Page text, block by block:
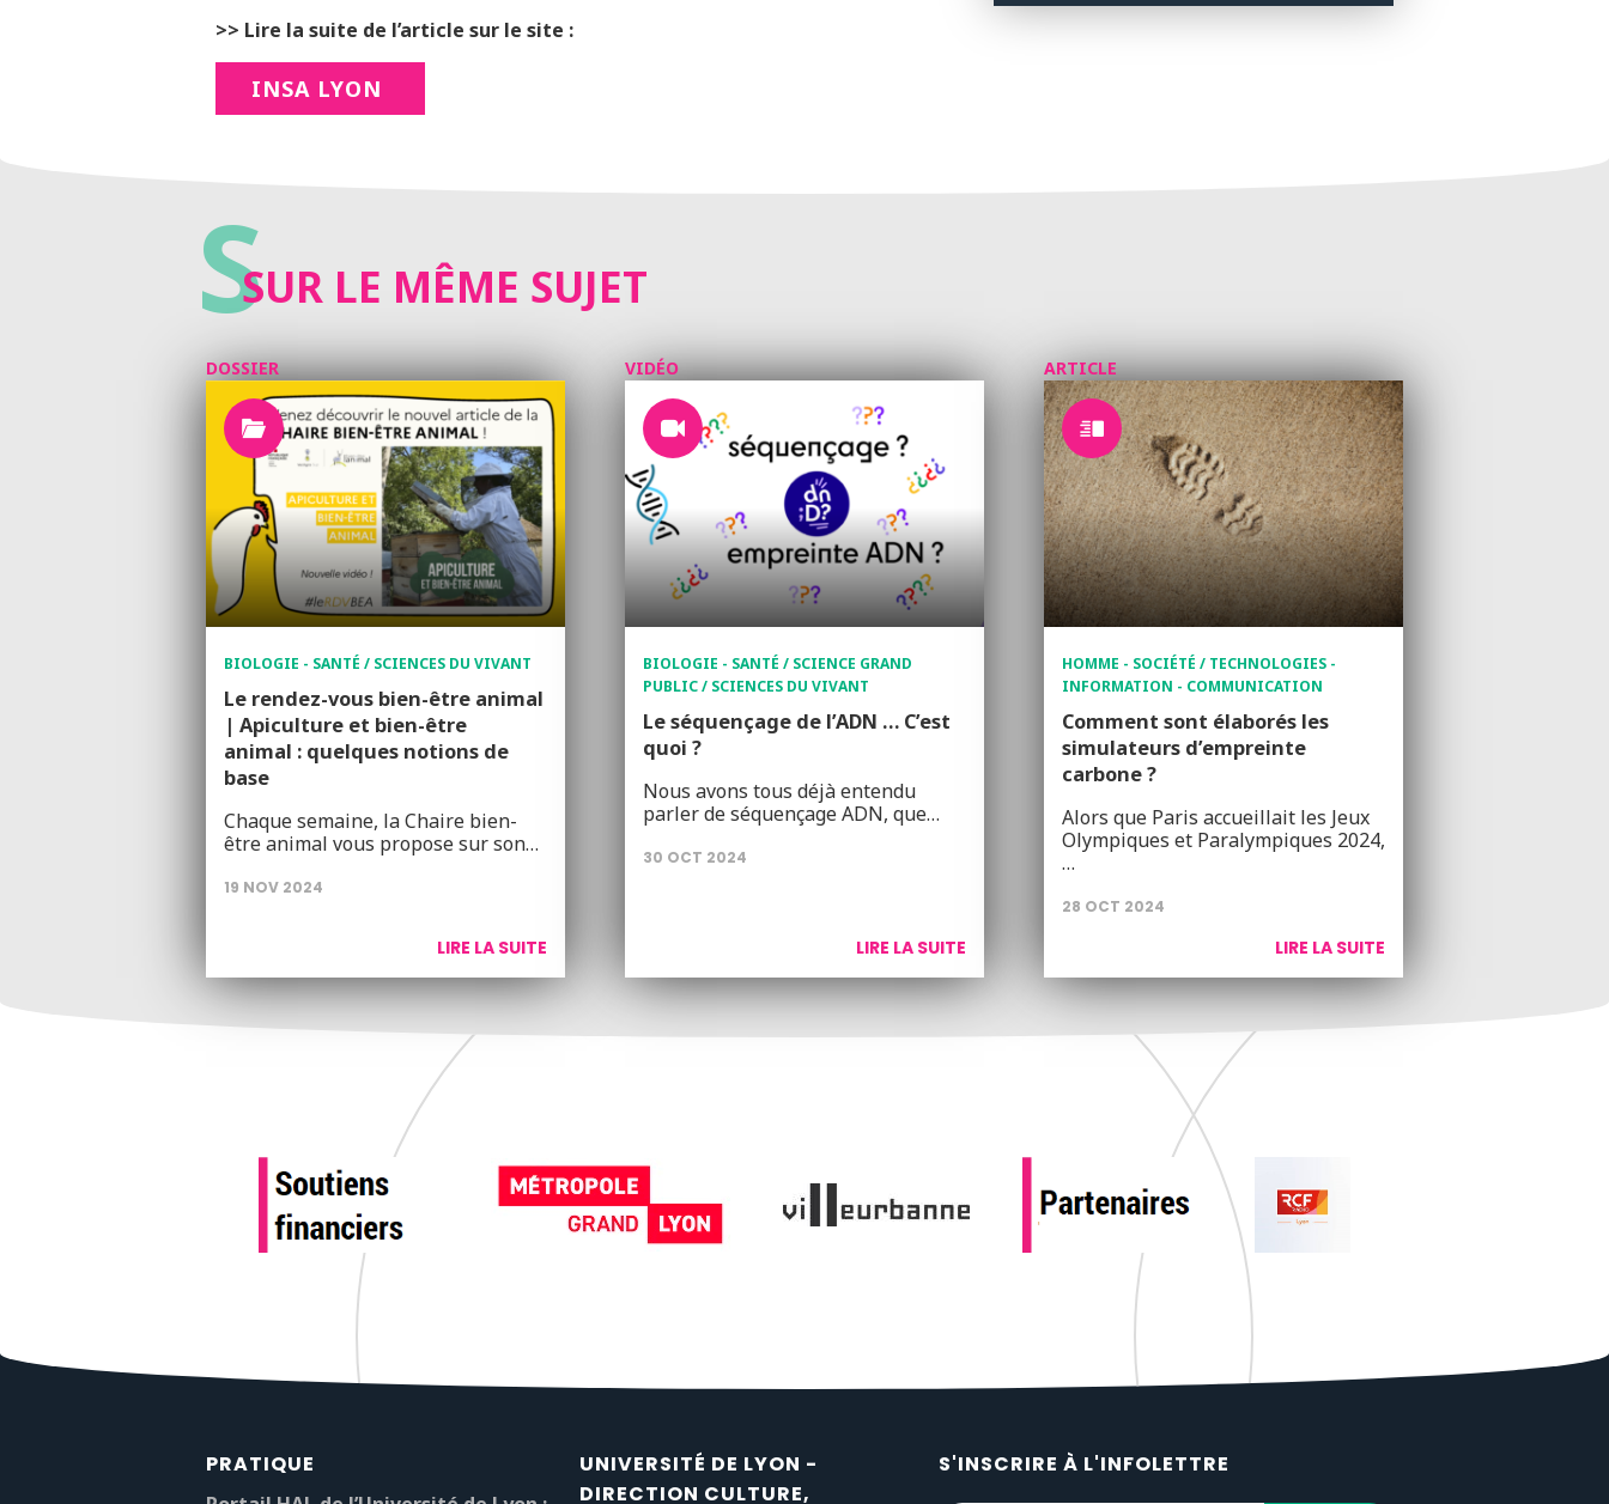
>> Lire la suite de l’article sur le site :
INSA LYON
SSUR LE MÊME SUJET
DOSSIER
BIOLOGIE - SANTÉ / SCIENCES DU VIVANT
Le rendez-vous bien-être animal
| Apiculture et bien-être
animal : quelques notions de
base
Chaque semaine, la Chaire bien-
être animal vous propose sur son…
19 NOV 2024
LIRE LA SUITE
VIDÉO
BIOLOGIE - SANTÉ / SCIENCE GRAND
PUBLIC / SCIENCES DU VIVANT
Le séquençage de l’ADN … C’est
quoi ?
Nous avons tous déjà entendu
parler de séquençage ADN, que…
30 OCT 2024
LIRE LA SUITE
ARTICLE
HOMME - SOCIÉTÉ / TECHNOLOGIES -
INFORMATION - COMMUNICATION
Comment sont élaborés les
simulateurs d’empreinte
carbone ?
Alors que Paris accueillait les Jeux
Olympiques et Paralympiques 2024,
…
28 OCT 2024
LIRE LA SUITE
PRATIQUE
UNIVERSITÉ DE LYON -
DIRECTION CULTURE,
S'INSCRIRE À L'INFOLETTRE